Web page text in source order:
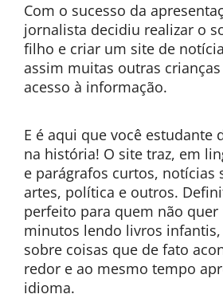
Com o sucesso da
jornalista decidiu realizar o
filho e criar um site de
assim muitas outras
acesso à informação.
E é aqui que você estudante
na história! O site traz, em
e parágrafos curtos, notícias
artes, política e outros.
perfeito para quem não quer
minutos lendo livros
sobre coisas que de fato
redor e ao mesmo tempo
idioma.